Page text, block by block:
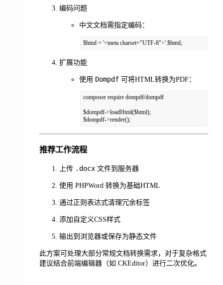
编码问题
中文文档需指定编码：
$html = '<meta charset="UTF-8">'.$html;
扩展功能
使用 Dompdf可将HTML转换为PDF：
composer require dompdf/dompdf
$dompdf->loadHtml($html);
$dompdf->render();
推荐工作流程
上传 .docx文件到服务器
使用 PHPWord 转换为基础HTML
通过正则表达式清理冗余标签
添加自定义CSS样式
输出到浏览器或保存为静态文件
此方案可处理大部分常规文档转换需求，对于复杂格式
建议结合前端编辑器（如 CKEditor）进行二次优化。